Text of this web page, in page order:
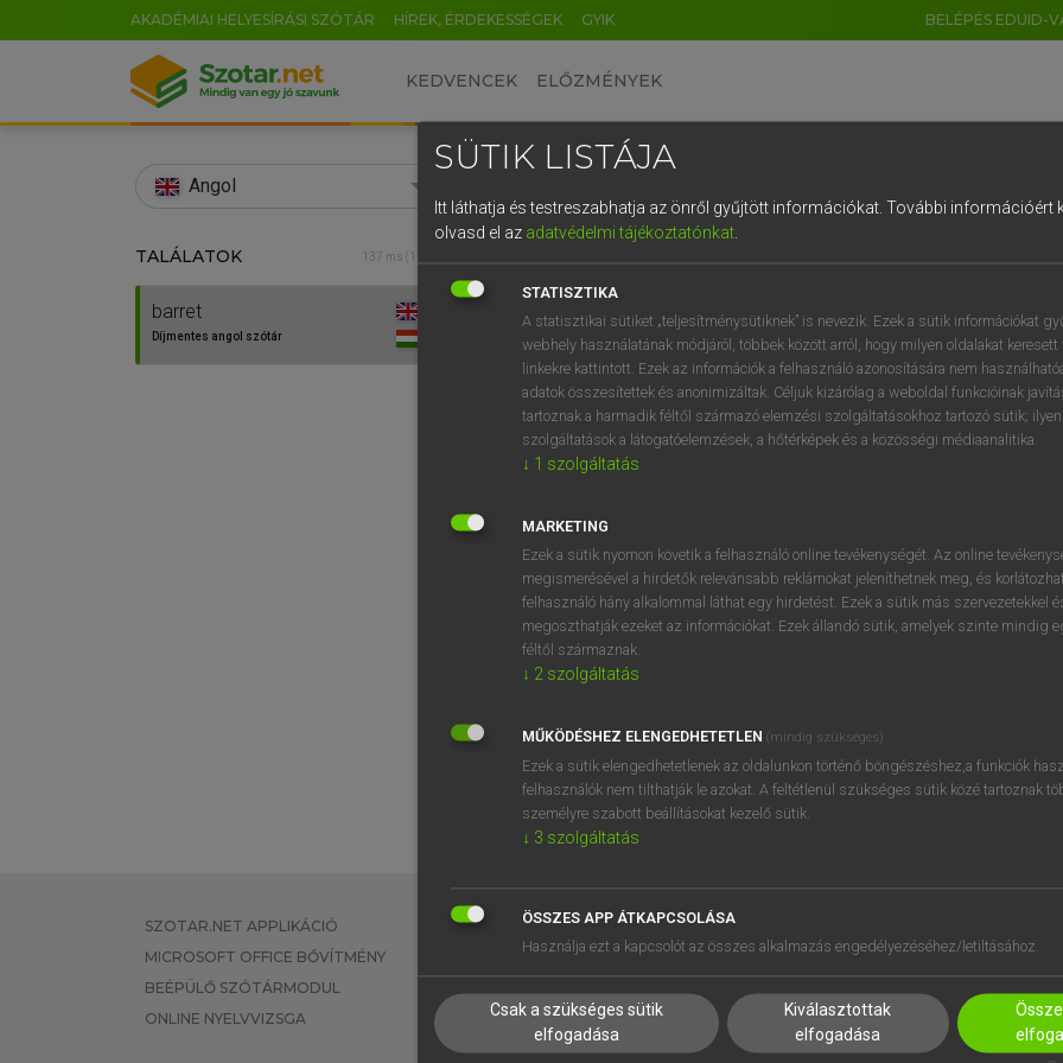
AKADÉMIAI HELYESÍRÁSI SZÓTÁR HÍREK, ÉRDEKESSÉGEK GYIK BELÉPÉS EDUID-
KEDVENCEK ELŐZMÉNYEK
Angol
TALÁLATOK 137 ms (1 db)
barret
Díjmentes angol szótár
Díjmentes angol szótár
barret fn svájci sapka
baszk sapka
barett
⚲ barret keresése szótárainkban
SZOTAR.NET APPLIKÁCIÓ
MICROSOFT OFFICE BŐVÍTMÉNY
BEÉPÜLŐ SZÓTÁRMODUL
ONLINE NYELVVIZSGA
EGYÉNI FELHASZNÁLÓKNAK
TANULÓKNAK
VÁLLALATI MEGOLDÁSOK
SÚGÓ
RÓLUNK
SÜTI BEÁLLÍTÁSOK
SÜTIK LISTÁJA
Itt láthatja és testreszabhatja az önről gyűjtött információkat. További információért
olvasd el az adatvédelmi tájékoztatónkat.
STATISZTIKA
A statisztikai sütiket „teljesítménysütiknek” is nevezik. Ezek a sütik információkat
webhely használatának módjáról, többek között arról, hogy milyen oldalakat keresett
linkekre kattintott. Ezek az információk a felhasználó azonosítására nem
adatok összesítettek és anonimizáltak. Céljuk kizárólag a weboldal funkcióinak
tartoznak a harmadik féltől származó elemzési szolgáltatásokhoz tartozó sütik;
szolgáltatások a látogatóelemzések, a hőtérképek és a közösségi médiaanalitika.
↓ 1 szolgáltatás
MARKETING
Ezek a sütik nyomon követik a felhasználó online tevékenységét. Az online
megismerésével a hirdetők relevánsabb reklámokat jeleníthetnek meg, és
felhasználó hány alkalommal láthat egy hirdetést. Ezek a sütik más szervezetekkel
megoszthatják ezeket az információkat. Ezek állandó sütik, amelyek szinte mindig
féltől származnak.
↓ 2 szolgáltatás
MŰKÖDÉSHEZ ELENGEDHETETLEN (mindig szükséges)
Ezek a sütik elengedhetetlenek az oldalunkon történő böngészéshez,a funkciók
felhasználók nem tilthatják le azokat. A feltétlenül szükséges sütik közé tartoznak
személyre szabott beállításokat kezelő sütik.
↓ 3 szolgáltatás
ÖSSZES APP ÁTKAPCSOLÁSA
Használja ezt a kapcsolót az összes alkalmazás engedélyezéséhez/letiltásához.
Csak a szükséges sütik
elfogadása
Kiválasztottak
elfogadása
EN HU DE CN FR ES IT NL
0 1 2 3 4 5 6 7 8 9
q w e r t z u i
a s d f g h j k l é
í y x c v b n m , .